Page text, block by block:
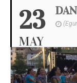
23
MAY